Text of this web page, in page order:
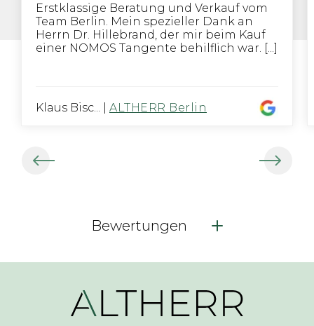
Erstklassige Beratung und Verkauf vom
Team Berlin. Mein spezieller Dank an
Herrn Dr. Hillebrand, der mir beim Kauf
einer NOMOS Tangente behilflich war. [...]
Klaus Bisc... ALTHERR Berlin
Bewertungen